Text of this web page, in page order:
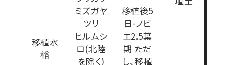
移植水
稲
ミズガヤ
ツリ
ヒルムシ
ロ(北陸
を除く)
移植後5
日-ノビ
エ2.5葉
期 ただ
し、移植